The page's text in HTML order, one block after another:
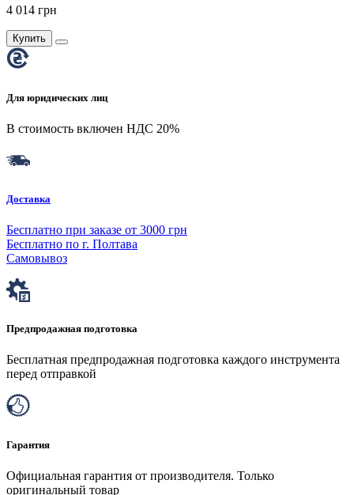
4 014 грн
Купить
Для юридических лиц
В стоимость включен НДС 20%
Доставка
Бесплатно при заказе от 3000 грн
Бесплатно по г. Полтава
Самовывоз
Предпродажная подготовка
Бесплатная предпродажная подготовка каждого инструмента
перед отправкой
Гарантия
Официальная гарантия от производителя. Только
оригинальный товар